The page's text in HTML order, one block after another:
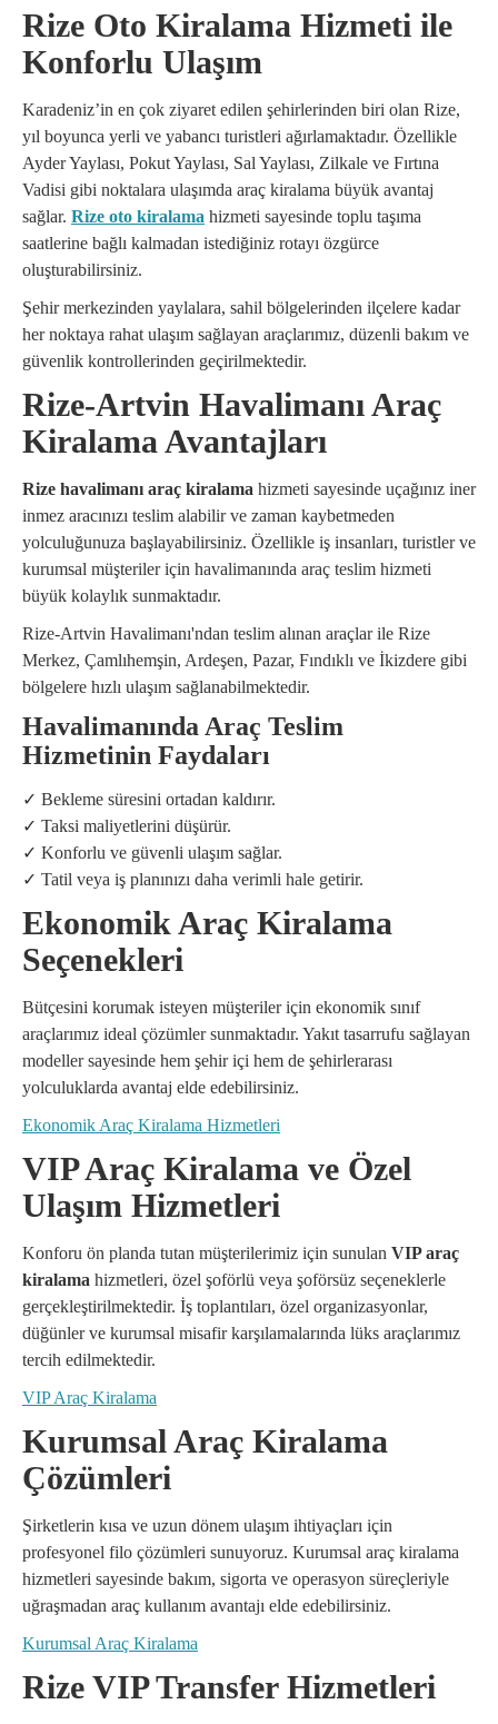
Rize Oto Kiralama Hizmeti ile
Konforlu Ulaşım
Karadeniz’in en çok ziyaret edilen şehirlerinden biri olan Rize,
yıl boyunca yerli ve yabancı turistleri ağırlamaktadır. Özellikle
Ayder Yaylası, Pokut Yaylası, Sal Yaylası, Zilkale ve Fırtına
Vadisi gibi noktalara ulaşımda araç kiralama büyük avantaj
sağlar. Rize oto kiralama hizmeti sayesinde toplu taşıma
saatlerine bağlı kalmadan istediğiniz rotayı özgürce
oluşturabilirsiniz.
Şehir merkezinden yaylalara, sahil bölgelerinden ilçelere kadar
her noktaya rahat ulaşım sağlayan araçlarımız, düzenli bakım ve
güvenlik kontrollerinden geçirilmektedir.
Rize-Artvin Havalimanı Araç
Kiralama Avantajları
Rize havalimanı araç kiralama hizmeti sayesinde uçağınız iner
inmez aracınızı teslim alabilir ve zaman kaybetmeden
yolculuğunuza başlayabilirsiniz. Özellikle iş insanları, turistler ve
kurumsal müşteriler için havalimanında araç teslim hizmeti
büyük kolaylık sunmaktadır.
Rize-Artvin Havalimanı'ndan teslim alınan araçlar ile Rize
Merkez, Çamlıhemşin, Ardeşen, Pazar, Fındıklı ve İkizdere gibi
bölgelere hızlı ulaşım sağlanabilmektedir.
Havalimanında Araç Teslim
Hizmetinin Faydaları
✓ Bekleme süresini ortadan kaldırır.
✓ Taksi maliyetlerini düşürür.
✓ Konforlu ve güvenli ulaşım sağlar.
✓ Tatil veya iş planınızı daha verimli hale getirir.
Ekonomik Araç Kiralama
Seçenekleri
Bütçesini korumak isteyen müşteriler için ekonomik sınıf
araçlarımız ideal çözümler sunmaktadır. Yakıt tasarrufu sağlayan
modeller sayesinde hem şehir içi hem de şehirlerarası
yolculuklarda avantaj elde edebilirsiniz.
Ekonomik Araç Kiralama Hizmetleri
VIP Araç Kiralama ve Özel
Ulaşım Hizmetleri
Konforu ön planda tutan müşterilerimiz için sunulan VIP araç
kiralama hizmetleri, özel şoförlü veya şoförsüz seçeneklerle
gerçekleştirilmektedir. İş toplantıları, özel organizasyonlar,
düğünler ve kurumsal misafir karşılamalarında lüks araçlarımız
tercih edilmektedir.
VIP Araç Kiralama
Kurumsal Araç Kiralama
Çözümleri
Şirketlerin kısa ve uzun dönem ulaşım ihtiyaçları için
profesyonel filo çözümleri sunuyoruz. Kurumsal araç kiralama
hizmetleri sayesinde bakım, sigorta ve operasyon süreçleriyle
uğraşmadan araç kullanım avantajı elde edebilirsiniz.
Kurumsal Araç Kiralama
Rize VIP Transfer Hizmetleri